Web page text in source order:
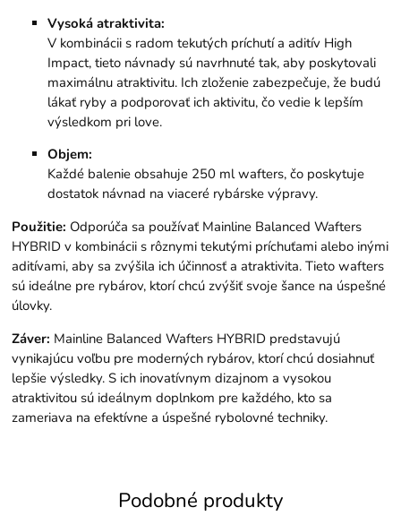
Vysoká atraktivita:
V kombinácii s radom tekutých príchutí a aditív High
Impact, tieto návnady sú navrhnuté tak, aby poskytovali
maximálnu atraktivitu. Ich zloženie zabezpečuje, že budú
lákať ryby a podporovať ich aktivitu, čo vedie k lepším
výsledkom pri love.
Objem:
Každé balenie obsahuje 250 ml wafters, čo poskytuje
dostatok návnad na viaceré rybárske výpravy.
Použitie: Odporúča sa používať Mainline Balanced Wafters
HYBRID v kombinácii s rôznymi tekutými príchuťami alebo inými
aditívami, aby sa zvýšila ich účinnosť a atraktivita. Tieto wafters
sú ideálne pre rybárov, ktorí chcú zvýšiť svoje šance na úspešné
úlovky.
Záver: Mainline Balanced Wafters HYBRID predstavujú
vynikajúcu voľbu pre moderných rybárov, ktorí chcú dosiahnuť
lepšie výsledky. S ich inovatívnym dizajnom a vysokou
atraktivitou sú ideálnym doplnkom pre každého, kto sa
zameriava na efektívne a úspešné rybolovné techniky.
Podobné produkty